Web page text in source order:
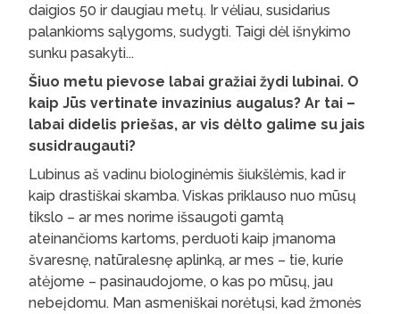
daigios 50 ir daugiau metų. Ir vėliau, susidarius
palankioms sąlygoms, sudygti. Taigi dėl išnykimo
sunku pasakyti...
Šiuo metu pievose labai gražiai žydi lubinai. O
kaip Jūs vertinate invazinius augalus? Ar tai –
labai didelis priešas, ar vis dėlto galime su jais
susidraugauti?
Lubinus aš vadinu biologinėmis šiukšlėmis, kad ir
kaip drastiškai skamba. Viskas priklauso nuo mūsų
tikslo – ar mes norime išsaugoti gamtą
ateinančioms kartoms, perduoti kaip įmanoma
švaresnę, natūralesnę aplinką, ar mes – tie, kurie
atėjome – pasinaudojome, o kas po mūsų, jau
nebeįdomu. Man asmeniškai norėtųsi, kad žmonės